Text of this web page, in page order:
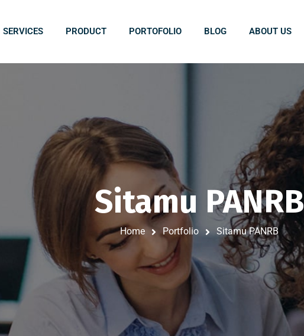
SERVICES PRODUCT PORTOFOLIO BLOG ABOUT US
Sitamu PANRB
Home Portfolio Sitamu PANRB